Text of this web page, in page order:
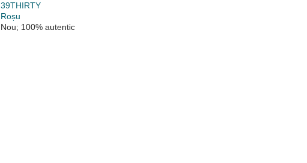
39THIRTY
Roșu
Nou; 100% autentic